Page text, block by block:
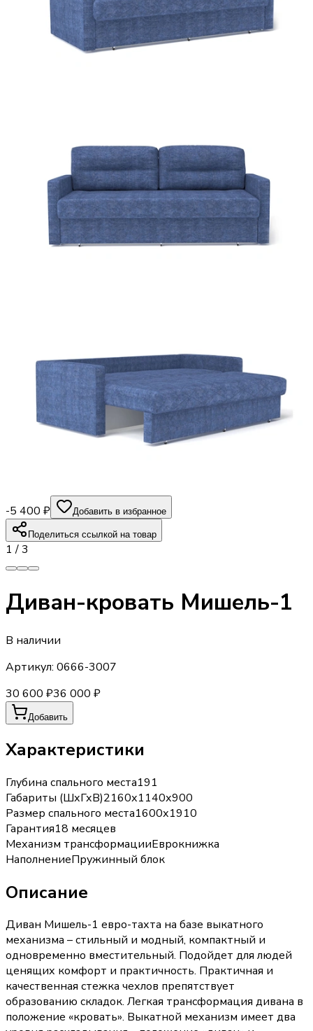
-5 400 ₽ Добавить в избранное
Поделиться ссылкой на товар
1 /3
Диван-кровать Мишель-1
В наличии
Артикул: 0666-3007
30 600 ₽36 000 ₽
Добавить
Характеристики
Глубина спального места191
Габариты (ШхГхВ)2160х1140х900
Размер спального места1600х1910
Гарантия18 месяцев
Механизм трансформацииЕврокнижка
НаполнениеПружинный блок
Описание
Диван Мишель-1 евро-тахта на базе выкатного
механизма – cтильный и модный, компактный и
одновременно вместительный. Подойдет для людей
ценящих комфорт и практичность. Практичная и
качественная стежка чехлов препятствует
образованию складок. Легкая трансформация дивана в
положение «кровать». Выкатной механизм имеет два